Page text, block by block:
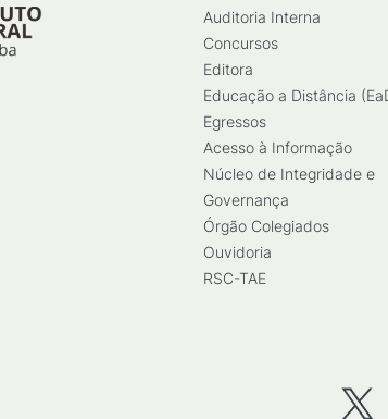
Auditoria Interna
Concursos
Editora
Educação a Distância
Egressos
Acesso à Informação
Núcleo de Integridade e
Governança
Órgão Colegiados
Ouvidoria
RSC-TAE